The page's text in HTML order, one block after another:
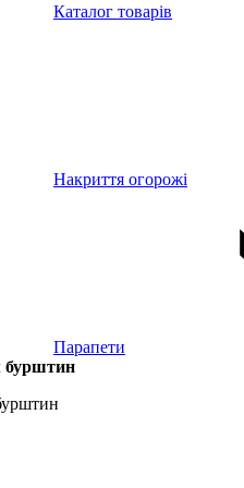
Каталог товарів
Накриття огорожі
Парапети
бурштин